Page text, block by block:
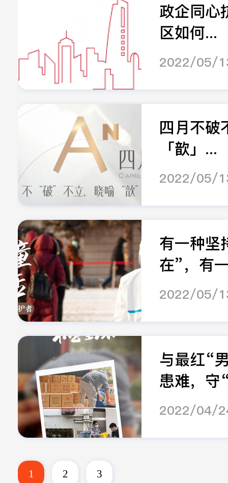
政企同心
区如何...
2022/05/
四月不破
「歆」...
2022/05/
有一种坚
在”，有
2022/05/
与最红“
患难，守
2022/04/
1 2 3